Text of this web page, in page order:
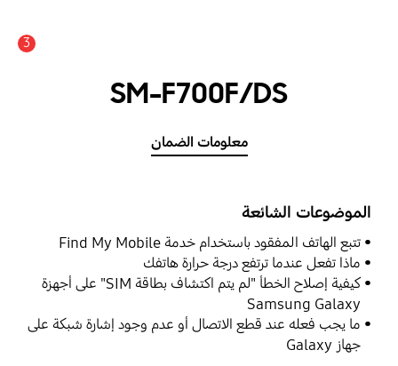
3
SM-F700F/DS
معلومات الضمان
الموضوعات الشائعة
تتبع الهاتف المفقود باستخدام خدمة Find My Mobile
ماذا تفعل عندما ترتفع درجة حرارة هاتفك
كيفية إصلاح الخطأ "لم يتم اكتشاف بطاقة SIM" على أجهزة
Samsung Galaxy
ما يجب فعله عند قطع الاتصال أو عدم وجود إشارة شبكة على
جهاز Galaxy